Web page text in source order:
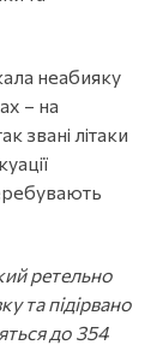
неабияку
– на
звані літаки
ретельно
та підірвано
до 354